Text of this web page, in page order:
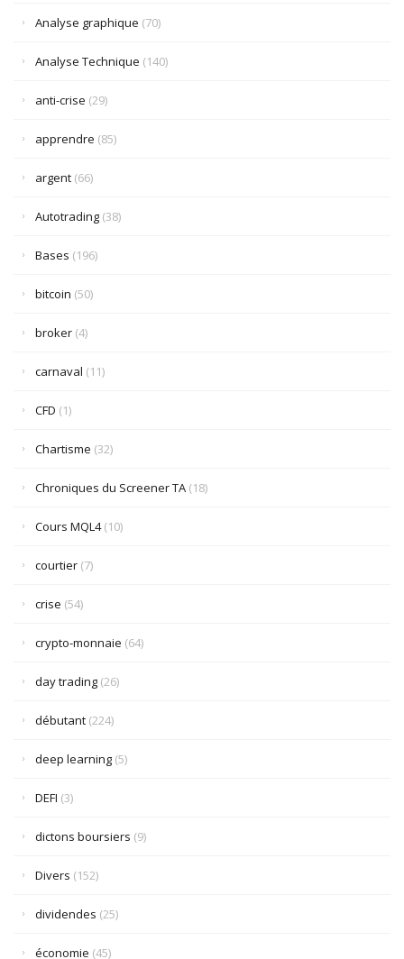
Analyse graphique (70)
Analyse Technique (140)
anti-crise (29)
apprendre (85)
argent (66)
Autotrading (38)
Bases (196)
bitcoin (50)
broker (4)
carnaval (11)
CFD (1)
Chartisme (32)
Chroniques du Screener TA (18)
Cours MQL4(10)
courtier (7)
crise (54)
crypto-monnaie (64)
day trading (26)
débutant (224)
deep learning (5)
DEFI (3)
dictons boursiers (9)
Divers (152)
dividendes (25)
économie (45)